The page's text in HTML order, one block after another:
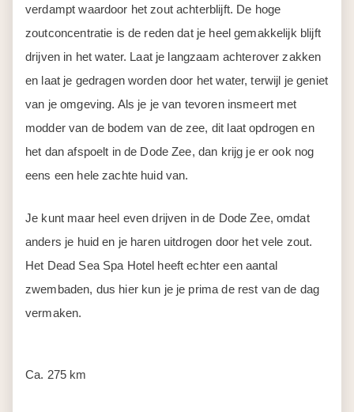
Dag 9
Dode Zee – Amman
Het is helaas alweer tijd om in iets meer dan een uur
terug te rijden naar Amman. Hier heb je de rest van de
dag om de stad nog te gaan verkennen. Zo kun je hier de
prachtige Citadel bovenop een heuvel in de stad
bezoeken of het Romeinse amfitheater. De stad heeft ook
interactieve tentoonstellingen en activiteiten speciaal voor